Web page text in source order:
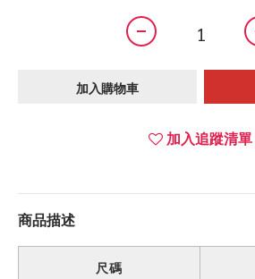
加入購物車
加入追蹤清單
商品描述
尺碼